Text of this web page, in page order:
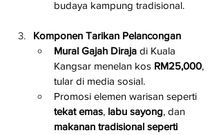
budaya kampung tradisional.
Komponen Tarikan Pelancongan
Mural Gajah Diraja di Kuala
Kangsar menelan kos RM25,000,
tular di media sosial.
Promosi elemen warisan seperti
tekat emas, labu sayong, dan
makanan tradisional seperti